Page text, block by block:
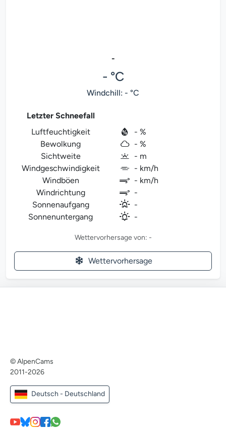
-
- °C
Windchill: - °C
Letzter Schneefall
Luftfeuchtigkeit
- %
Bewolkung
- %
Sichtweite
- m
Windgeschwindigkeit
- km/h
Windböen
- km/h
Windrichtung
-
Sonnenaufgang
-
Sonnenuntergang
-
Wettervorhersage von: -
Wettervorhersage
© AlpenCams
2011-2026
Deutsch - Deutschland